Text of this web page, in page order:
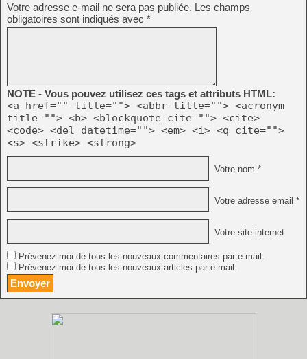
Votre adresse e-mail ne sera pas publiée. Les champs
obligatoires sont indiqués avec *
NOTE - Vous pouvez utilisez ces tags et attributs HTML:
<a href="" title=""> <abbr title=""> <acronym
title=""> <b> <blockquote cite=""> <cite>
<code> <del datetime=""> <em> <i> <q cite="">
<s> <strike> <strong>
Votre nom *
Votre adresse email *
Votre site internet
Prévenez-moi de tous les nouveaux commentaires par e-mail.
Prévenez-moi de tous les nouveaux articles par e-mail.